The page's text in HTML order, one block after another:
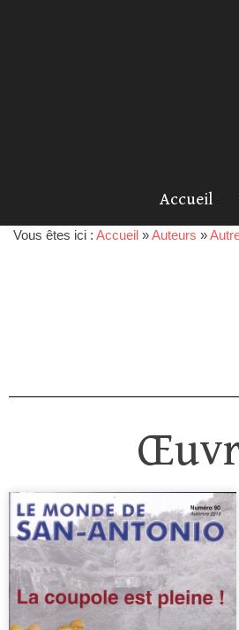
Accueil
Vous êtes ici : Accueil »Auteurs »